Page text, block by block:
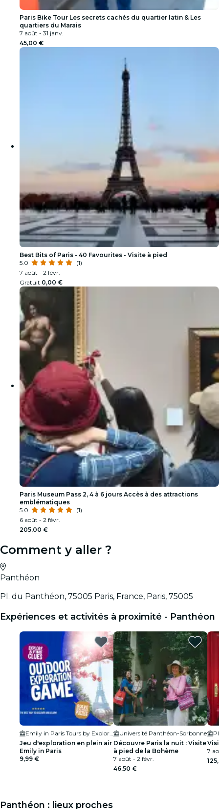
Paris Bike Tour Les secrets cachés du quartier latin & Les
quartiers du Marais
7 août - 31 janv.
45,00 €
Best Bits of Paris - 40 Favourites - Visite à pied
5.0
(1)
7 août - 2 févr.
Gratuit 0,00 €
Paris Museum Pass 2, 4 à 6 jours Accès à des attractions
emblématiques
5.0
(1)
6 août - 2 févr.
205,00 €
Comment y aller ?
Panthéon
Pl. du Panthéon, 75005 Paris, France, Paris, 75005
Expériences et activités à proximité - Panthéon
Jeu d'exploration en plein air
Emily in Paris
9,99 €
Université Panthéon-Sorbonne
Découvre Paris la nuit : Visite
à pied de la Bohème
7 août - 2 févr.
46,50 €
7
Panthéon : lieux proches